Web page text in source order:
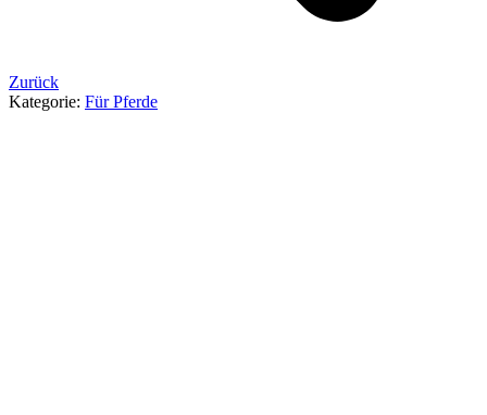
Zurück
Kategorie: Für Pferde